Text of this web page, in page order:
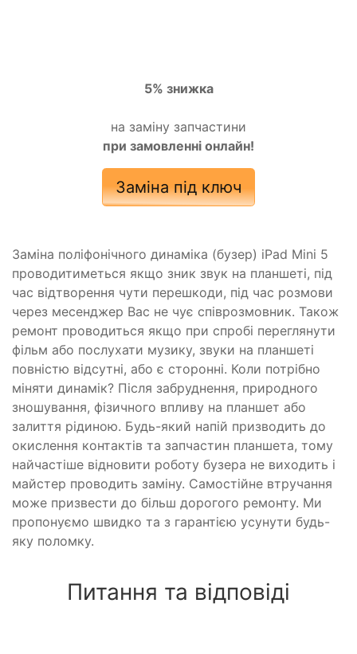
5% знижка
на заміну запчастини
при замовленні онлайн!
Заміна під ключ
Заміна поліфонічного динаміка (бузер) iPad Mini 5
проводитиметься якщо зник звук на планшеті, під
час відтворення чути перешкоди, під час розмови
через месенджер Вас не чує співрозмовник. Також
ремонт проводиться якщо при спробі переглянути
фільм або послухати музику, звуки на планшеті
повністю відсутні, або є сторонні. Коли потрібно
міняти динамік? Після забруднення, природного
зношування, фізичного впливу на планшет або
залиття рідиною. Будь-який напій призводить до
окислення контактів та запчастин планшета, тому
найчастіше відновити роботу бузера не виходить і
майстер проводить заміну. Самостійне втручання
може призвести до більш дорогого ремонту. Ми
пропонуємо швидко та з гарантією усунути будь-
яку поломку.
Питання та відповіді